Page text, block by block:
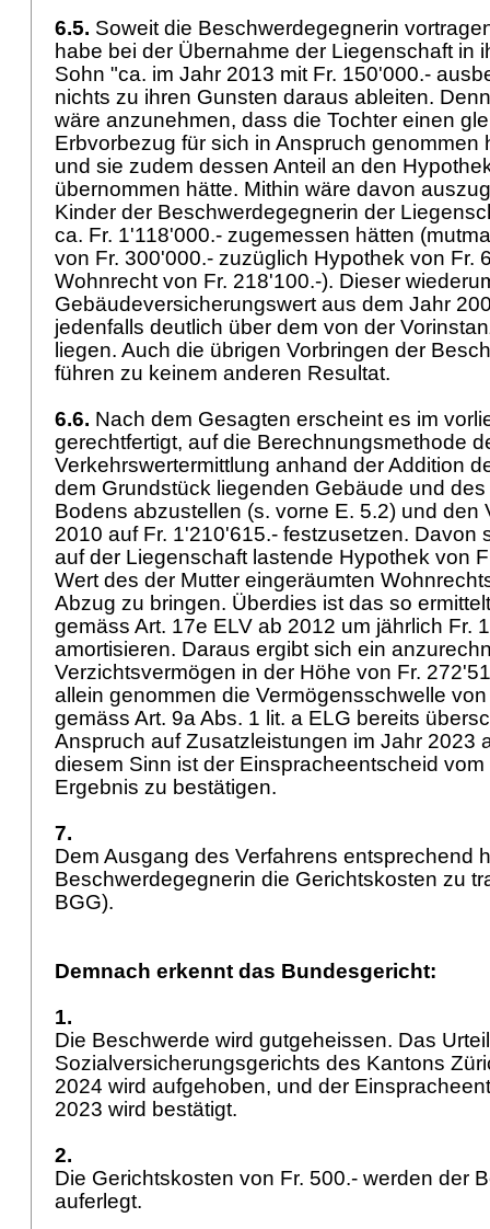
6.5. Soweit die Beschwerdegegnerin
habe bei der Übernahme der Liegenschaft in
Sohn "ca. im Jahr 2013 mit Fr. 150'000.-
nichts zu ihren Gunsten daraus ableiten.
wäre anzunehmen, dass die Tochter einen
Erbvorbezug für sich in Anspruch genommen
und sie zudem dessen Anteil an den
übernommen hätte. Mithin wäre davon
Kinder der Beschwerdegegnerin der
ca. Fr. 1'118'000.- zugemessen hätten
von Fr. 300'000.- zuzüglich Hypothek von Fr.
Wohnrecht von Fr. 218'100.-). Dieser
Gebäudeversicherungswert aus dem Jahr
jedenfalls deutlich über dem von der
liegen. Auch die übrigen Vorbringen der
führen zu keinem anderen Resultat.
6.6. Nach dem Gesagten erscheint es im
gerechtfertigt, auf die Berechnungsmethode
Verkehrswertermittlung anhand der Addition
dem Grundstück liegenden Gebäude und
Bodens abzustellen (s. vorne E. 5.2) und den
2010 auf Fr. 1'210'615.- festzusetzen. Davon
auf der Liegenschaft lastende Hypothek von
Wert des der Mutter eingeräumten
Abzug zu bringen. Überdies ist das so
gemäss Art. 17e ELV ab 2012 um jährlich Fr.
amortisieren. Daraus ergibt sich ein
Verzichtsvermögen in der Höhe von Fr.
allein genommen die Vermögensschwelle
gemäss Art. 9a Abs. 1 lit. a ELG bereits
Anspruch auf Zusatzleistungen im Jahr 2023
diesem Sinn ist der Einspracheentscheid
Ergebnis zu bestätigen.
7.
Dem Ausgang des Verfahrens entsprechend
Beschwerdegegnerin die Gerichtskosten zu
BGG).
Demnach erkennt das Bundesgericht:
1.
Die Beschwerde wird gutgeheissen. Das
Sozialversicherungsgerichts des Kantons
2024 wird aufgehoben, und der
2023 wird bestätigt.
2.
Die Gerichtskosten von Fr. 500.- werden der
auferlegt.